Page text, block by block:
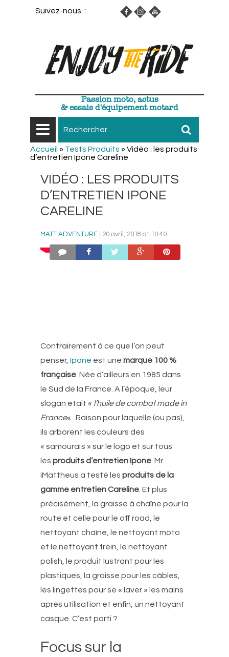
Suivez-nous :
Passion moto, actus
& essais d'équipement motard
Accueil » Tests Produits » Vidéo : les produits
d’entretien Ipone Careline
VIDÉO : LES PRODUITS
D’ENTRETIEN IPONE
CARELINE
MATT ADVENTURE | 20 avril, 2018 at 10:40
Contrairement à ce que l’on peut
penser, Ipone est une marque 100 %
française. Née d’ailleurs en 1985 dans
le Sud de la France. A l’époque, leur
slogan était « l’huile de combat made in
France« . Raison pour laquelle (ou pas),
ils arborent les couleurs des
« samouraïs » sur le logo et sur tous
les produits d’entretien Ipone. Mr
iMattheus a testé les produits de la
gamme entretien Careline. Et plus
précisément, la graisse à chaîne pour la
route et celle pour le off road, le
nettoyant chaîne, le nettoyant moto
et le nettoyant frein, le nettoyant
polish, le produit lustrant pour les
plastiques, la graisse pour les câbles,
les lingettes pour se « laver » les mains
après utilisation et enfin, un nettoyant
casque. C’est parti ?
Focus sur la